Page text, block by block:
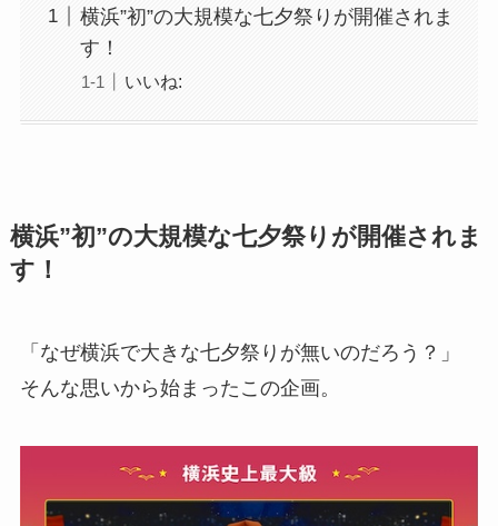
横浜”初”の大規模な七夕祭りが開催されま
す！
いいね:
横浜”初”の大規模な七夕祭りが開催されま
す！
「なぜ横浜で大きな七夕祭りが無いのだろう？」
そんな思いから始まったこの企画。